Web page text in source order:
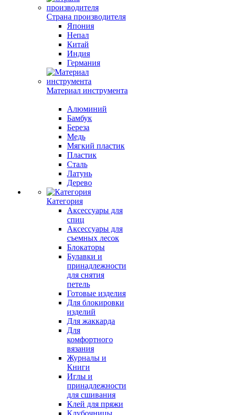
Страна производителя
Япония
Непал
Китай
Индия
Германия
Материал инструмента
Алюминий
Бамбук
Береза
Медь
Мягкий пластик
Пластик
Сталь
Латунь
Дерево
Категория
Аксессуары для
спиц
Аксессуары для
съемных лесок
Блокаторы
Булавки и
принадлежности
для снятия
петель
Готовые изделия
Для блокировки
изделий
Для жаккарда
Для
комфортного
вязания
Журналы и
Книги
Иглы и
принадлежности
для сшивания
Клей для пряжи
Клубочницы